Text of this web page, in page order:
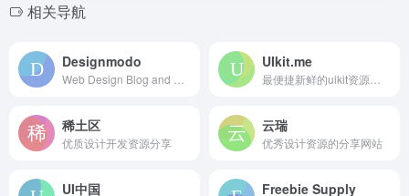
相关导航
Designmodo UIkit.me
稀土区
优质设计开发资源分享
云瑞
优秀设计资源的分享网站
UI中国 Freebie Supply